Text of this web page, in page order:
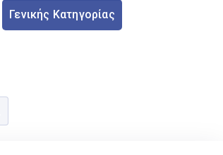
Γενικής Κατηγορίας